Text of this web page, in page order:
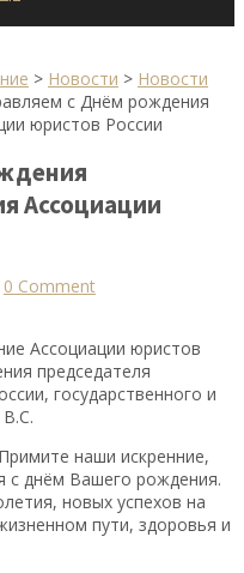
> Новости > Новости
с Днём рождения
юристов России
Ассоциации
0 Comment
Ассоциации юристов
председателя
государственного и
наши искренние,
с днём Вашего рождения.
новых успехов на
пути, здоровья и